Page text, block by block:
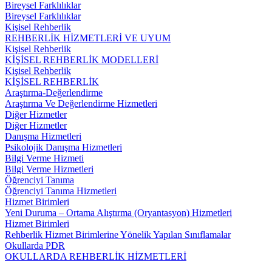
Bireysel Farklılıklar
Bireysel Farklılıklar
Kişisel Rehberlik
REHBERLİK HİZMETLERİ VE UYUM
Kişisel Rehberlik
KİŞİSEL REHBERLİK MODELLERİ
Kişisel Rehberlik
KİŞİSEL REHBERLİK
Araştırma-Değerlendirme
Araştırma Ve Değerlendirme Hizmetleri
Diğer Hizmetler
Diğer Hizmetler
Danışma Hizmetleri
Psikolojik Danışma Hizmetleri
Bilgi Verme Hizmeti
Bilgi Verme Hizmetleri
Öğrenciyi Tanıma
Öğrenciyi Tanıma Hizmetleri
Hizmet Birimleri
Yeni Duruma – Ortama Alıştırma (Oryantasyon) Hizmetleri
Hizmet Birimleri
Rehberlik Hizmet Birimlerine Yönelik Yapılan Sınıflamalar
Okullarda PDR
OKULLARDA REHBERLİK HİZMETLERİ